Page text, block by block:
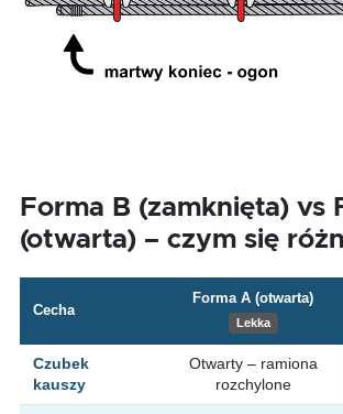
Forma B (zamknięta) vs
(otwarta) – czym się
Cecha
Forma A (otwarta)
Lekka
Czubek
kauszy
Otwarty – ramiona
rozchylone